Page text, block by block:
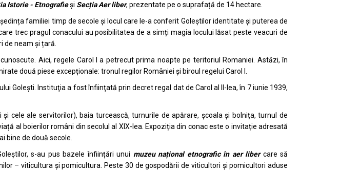
Istorie - Etnografieși Secția Aer liber, prezentate pe o suprafață de 14 hectare.
familiei timp de secole și locul care le-a conferit Goleștilor identitate și puterea de
trec pragul conacului au posibilitatea de a simți magia locului lăsat peste veacuri de
de neam și țară.
Aici, regele Carol I a petrecut prima noapte pe teritoriul Romaniei. Astăzi, în
două piese excepționale: tronul regilor României și biroul regelui Carol I.
Golești. Instituţia a fost înfiinţată prin decret regal dat de Carol al II-lea, în 7 iunie 1939,
cele ale servitorilor), baia turcească, turnurile de apărare, școala și bolnița, turnul de
al boierilor români din secolul al XIX-lea. Expoziția din conac este o invitație adresată
bine de două secole.
s-au pus bazele înființări unui muzeu național etnografic în aer libercare să
– viticultura și pomicultura. Peste 30 de gospodării de viticultori și pomicultori aduse